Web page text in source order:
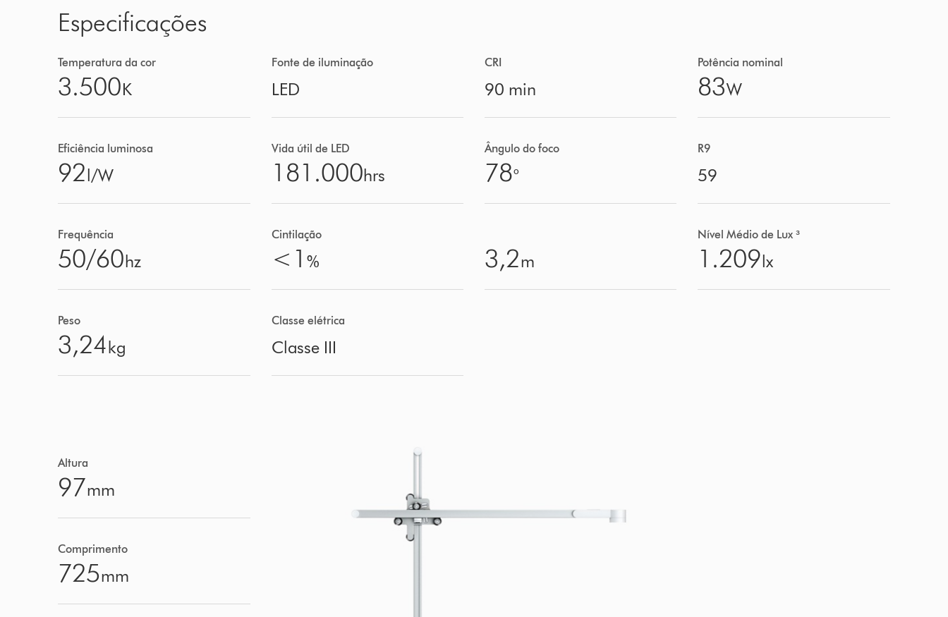
Especificações
Temperatura da cor
3.500K
Fonte de iluminação
LED
CRI
90 min
Potência nominal
83W
Eficiência luminosa
92l/W
Vida útil de LED
181.000hrs
Ângulo do foco
78°
R9
59
Frequência
50/60hz
Cintilação
<1 % 3,2m
Nível Médio de Lux ³
1.209lx
Peso
3,24kg
Classe elétrica
Classe III
Altura
97mm
Comprimento
725mm